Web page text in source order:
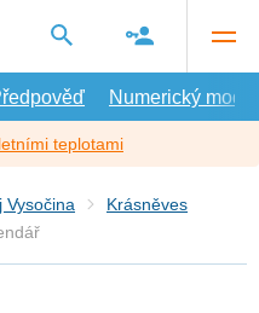
Numerický model
teplotami
Vysočina
Krásněves